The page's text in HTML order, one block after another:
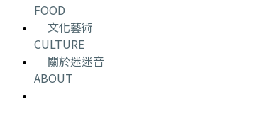
FOOD
文化藝術
CULTURE
關於迷迷音
ABOUT